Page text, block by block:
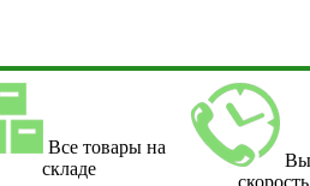
Все товары на
складе